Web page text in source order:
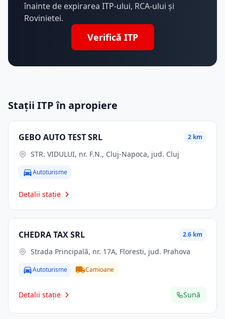
înainte de expirarea ITP-ului, RCA-ului și
Rovinietei.
Verifică ITP
Stații ITP în apropiere
GEBO AUTO TEST SRL 2 km
STR. VIDULUI, nr. F.N., Cluj-Napoca, jud. Cluj
Autoturisme
Detalii stație
CHEDRA TAX SRL 2.6 km
Strada Principală, nr. 17A, Floresti, jud. Prahova
Autoturisme Camioane
Detalii stație Sună